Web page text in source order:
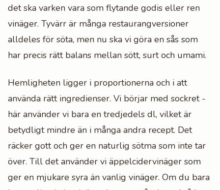
det ska varken vara som flytande godis eller ren
vinäger. Tyvärr är många restaurangversioner
alldeles för söta, men nu ska vi göra en sås som
har precis rätt balans mellan sött, surt och umami.
Hemligheten ligger i proportionerna och i att
använda rätt ingredienser. Vi börjar med sockret -
här använder vi bara en tredjedels dl, vilket är
betydligt mindre än i många andra recept. Det
räcker gott och ger en naturlig sötma som inte tar
över. Till det använder vi äppelcidervinäger som
ger en mjukare syra än vanlig vinäger. Om du bara